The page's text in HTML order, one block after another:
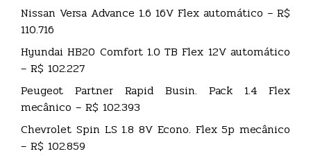
Nissan Versa Advance 1.6 16V Flex automático – R$
110.716
Hyundai HB20 Comfort 1.0 TB Flex 12V automático
– R$ 102.227
Peugeot Partner Rapid Busin. Pack 1.4 Flex
mecânico – R$ 102.393
Chevrolet Spin LS 1.8 8V Econo. Flex 5p mecânico
– R$ 102.859